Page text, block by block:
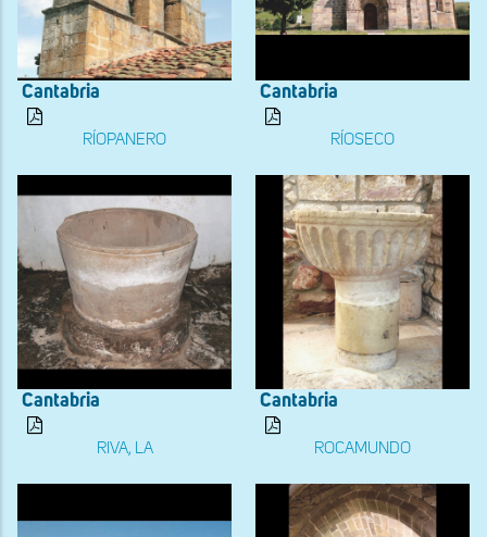
Cantabria
RÍOPANERO
Cantabria
RÍOSECO
Cantabria
RIVA, LA
Cantabria
ROCAMUNDO